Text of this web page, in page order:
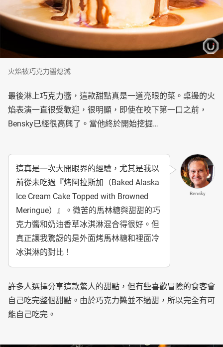
火焰被巧克力醬熄滅
最後淋上巧克力醬，這款甜點真是一道亮眼的菜。桌邊的火
焰表演一直很受歡迎，很明顯，即使在咬下第一口之前，
Bensky已經很高興了。當他終於開始挖掘…
Bensky
這真是一次大開眼界的經驗，尤其是我以
前從未吃過『烤阿拉斯加（Baked Alaska
Ice Cream Cake Topped with Browned
Meringue）』。微苦的馬林糖與甜甜的巧
克力醬和奶油香草冰淇淋混合得很好。但
真正讓我驚訝的是外面烤馬林糖和裡面冷
冰淇淋的對比！
許多人選擇分享這款驚人的甜點，但有些喜歡冒險的食客會
自己吃完整個甜點。由於巧克力醬並不過甜，所以完全有可
能自己吃完。